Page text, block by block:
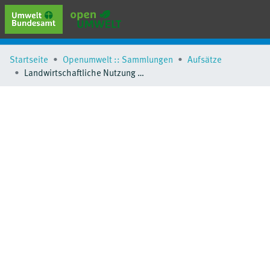
erweiterte Suche
Browse
Startseite Openumwelt :: Sammlungen
Aufsätze
Landwirtschaftliche Nutzung von behandeltem Abwasser aus Umwelt- und Gesundheitssicht